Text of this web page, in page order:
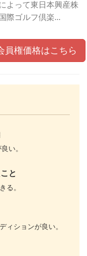
よって東日本興産株
際ゴルフ倶楽...
員権価格はこちら
い。
と
る。
ィションが良い。